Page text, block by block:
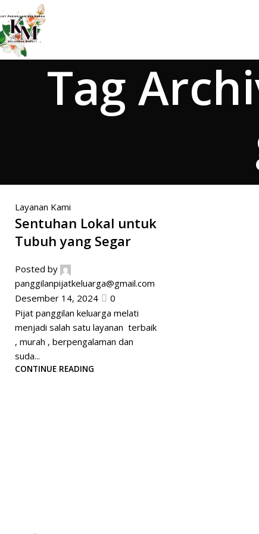
Tag
Layanan Kami
Sentuhan Lokal untuk
Tubuh yang Segar
Posted by
panggilanpijatkeluarga@gmail.com
Desember 14, 2024
0
Pijat panggilan keluarga melati
menjadi salah satu layanan terbaik
, murah , berpengalaman dan
suda...
CONTINUE READING